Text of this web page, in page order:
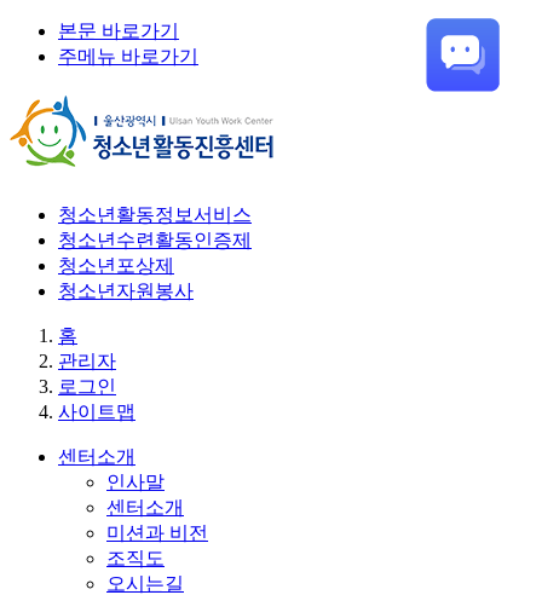
본문 바로가기
주메뉴 바로가기
청소년활동정보서비스
청소년수련활동인증제
청소년포상제
청소년자원봉사
홈
관리자
로그인
사이트맵
센터소개
인사말
센터소개
미션과 비전
조직도
오시는길